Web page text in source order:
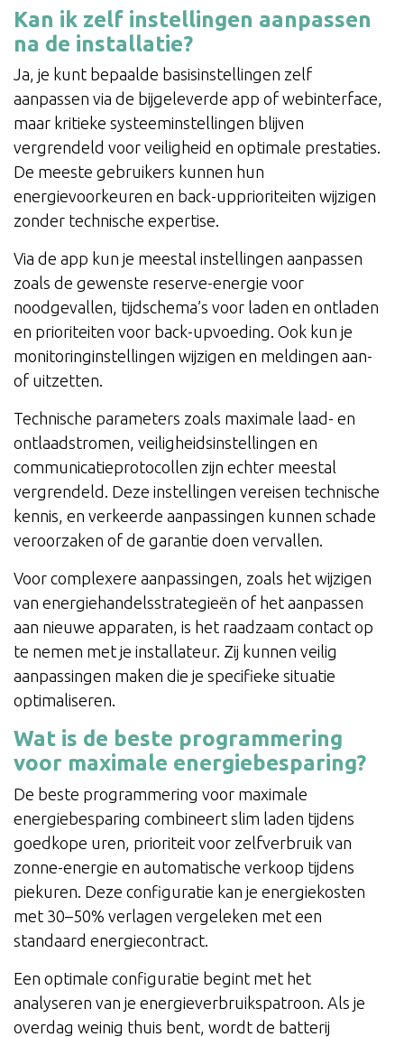
Kan ik zelf instellingen aanpassen
na de installatie?
Ja, je kunt bepaalde basisinstellingen zelf
aanpassen via de bijgeleverde app of webinterface,
maar kritieke systeeminstellingen blijven
vergrendeld voor veiligheid en optimale prestaties.
De meeste gebruikers kunnen hun
energievoorkeuren en back-upprioriteiten wijzigen
zonder technische expertise.
Via de app kun je meestal instellingen aanpassen
zoals de gewenste reserve-energie voor
noodgevallen, tijdschema’s voor laden en ontladen
en prioriteiten voor back-upvoeding. Ook kun je
monitoringinstellingen wijzigen en meldingen aan-
of uitzetten.
Technische parameters zoals maximale laad- en
ontlaadstromen, veiligheidsinstellingen en
communicatieprotocollen zijn echter meestal
vergrendeld. Deze instellingen vereisen technische
kennis, en verkeerde aanpassingen kunnen schade
veroorzaken of de garantie doen vervallen.
Voor complexere aanpassingen, zoals het wijzigen
van energiehandelsstrategieën of het aanpassen
aan nieuwe apparaten, is het raadzaam contact op
te nemen met je installateur. Zij kunnen veilig
aanpassingen maken die je specifieke situatie
optimaliseren.
Wat is de beste programmering
voor maximale energiebesparing?
De beste programmering voor maximale
energiebesparing combineert slim laden tijdens
goedkope uren, prioriteit voor zelfverbruik van
zonne-energie en automatische verkoop tijdens
piekuren. Deze configuratie kan je energiekosten
met 30–50% verlagen vergeleken met een
standaard energiecontract.
Een optimale configuratie begint met het
analyseren van je energieverbruikspatroon. Als je
overdag weinig thuis bent, wordt de batterij